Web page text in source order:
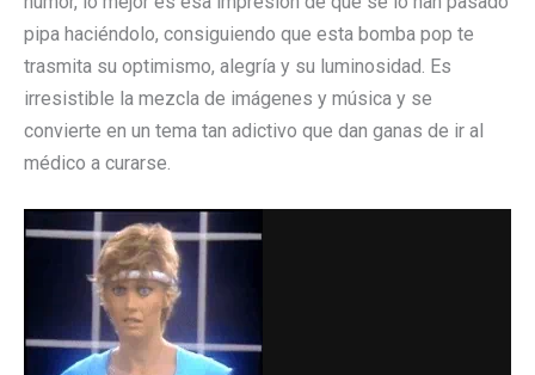
pipa haciéndolo, consiguiendo que esta bomba pop te
trasmita su optimismo, alegría y su luminosidad. Es
irresistible la mezcla de imágenes y música y se
convierte en un tema tan adictivo que dan ganas de ir al
médico a curarse.